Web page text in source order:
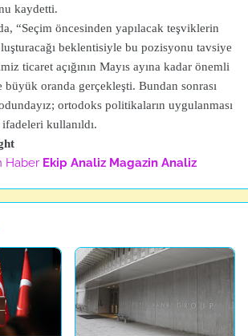
kaydetti.
“Seçim öncesinden yapılacak teşviklerin
beklentisiyle bu pozisyonu tavsiye
ticaret açığının Mayıs ayına kadar önemli
oranda gerçekleşti. Bundan sonrası
ortodoks politikaların uygulanması
kullanıldı.
Haber Ekip Analiz Magazin Analiz